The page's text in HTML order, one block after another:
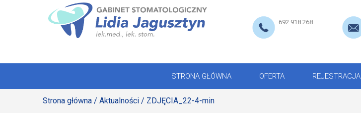
692 918 268
STRONA GŁÓWNA OFERTA REJESTRACJA
STRONA GŁÓWNA
GALERIAStrona główna / Aktualności / ZDJĘCIA_22-4-min